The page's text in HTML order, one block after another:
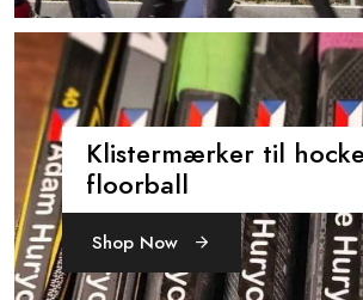
Klistermærker til
floorball
Shop Now